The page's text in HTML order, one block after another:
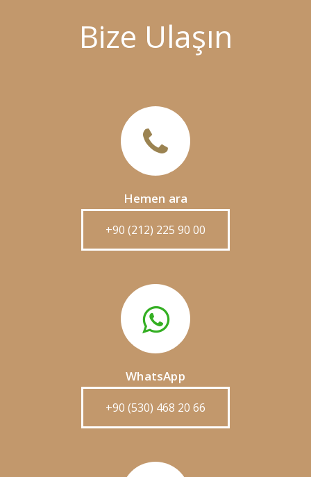
Bize Ulaşın
Hemen ara
+90 (212) 225 90 00
WhatsApp
+90 (530) 468 20 66